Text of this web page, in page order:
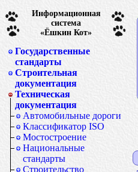
Информационная
система
«Ёшкин Кот»
Государственные
стандарты
Строительная
документация
Техническая
документация
Автомобильные дороги
Классификатор ISO
Мостостроение
Национальные
стандарты
Строительство